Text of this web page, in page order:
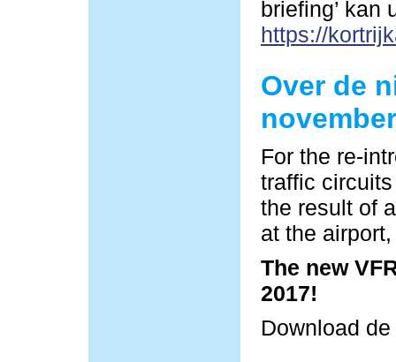
briefing’ kan
https://
Over de
For the re-
traffic
the result of
at the
The new
2017!
Download de